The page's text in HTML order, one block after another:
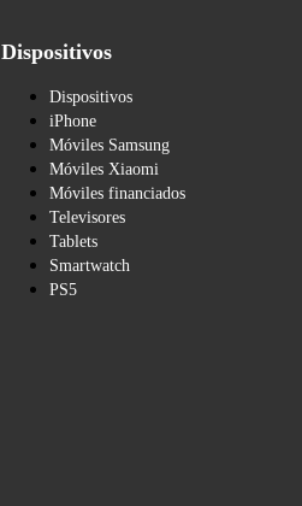
Dispositivos
Dispositivos
iPhone
Móviles Samsung
Móviles Xiaomi
Móviles financiados
Televisores
Tablets
Smartwatch
PS5